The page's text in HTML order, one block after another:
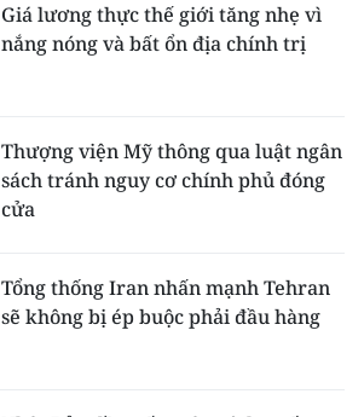
Giá lương thực thế giới tăng nhẹ vì
nắng nóng và bất ổn địa chính trị
Thượng viện Mỹ thông qua luật ngân
sách tránh nguy cơ chính phủ đóng
cửa
Tổng thống Iran nhấn mạnh Tehran
sẽ không bị ép buộc phải đầu hàng